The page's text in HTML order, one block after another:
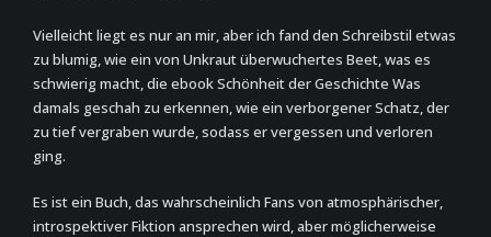
Vielleicht liegt es nur an mir, aber ich fand den Schreibstil etwas
zu blumig, wie ein von Unkraut überwuchertes Beet, was es
schwierig macht, die ebook Schönheit der Geschichte Was
damals geschah zu erkennen, wie ein verborgener Schatz, der
zu tief vergraben wurde, sodass er vergessen und verloren
ging.
Es ist ein Buch, das wahrscheinlich Fans von atmosphärischer,
introspektiver Fiktion ansprechen wird, aber möglicherweise